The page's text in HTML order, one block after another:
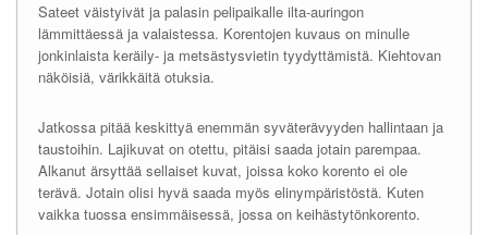
Sateet väistyivät ja palasin pelipaikalle ilta-auringon
lämmittäessä ja valaistessa. Korentojen kuvaus on minulle
jonkinlaista keräily- ja metsästysvietin tyydyttämistä. Kiehtovan
näköisiä, värikkäitä otuksia.
Jatkossa pitää keskittyä enemmän syväterävyyden hallintaan ja
taustoihin. Lajikuvat on otettu, pitäisi saada jotain parempaa.
Alkanut ärsyttää sellaiset kuvat, joissa koko korento ei ole
terävä. Jotain olisi hyvä saada myös elinympäristöstä. Kuten
vaikka tuossa ensimmäisessä, jossa on keihästytönkorento.